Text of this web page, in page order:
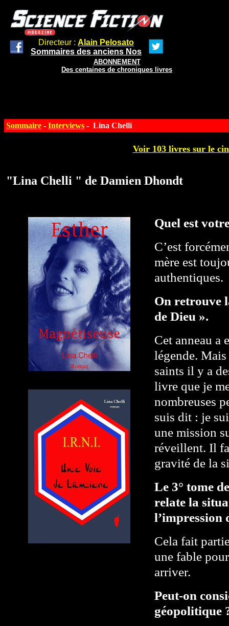
Directeur : Alain Pelosato
Sommaires des anciens Nos
ABONNEMENT
Des centaines de chroniques livres
Sommaire - Interviews - Lina Chelli
Voir 103 livres sur le
"Lina Chelli " de Damien Dhondt
Quel est
C’est
mère est
authentiques.
On retrouve
de Dieu ».
Cet anneau a
légende.
saints il y a
livre que je
nombreuses
suis dit : je
une mission
réveillent. Il
gravité de la
Le 3° tome
relate la
l’impression
Cela fait
une fable
arriver.
Peut-on
géopolitique